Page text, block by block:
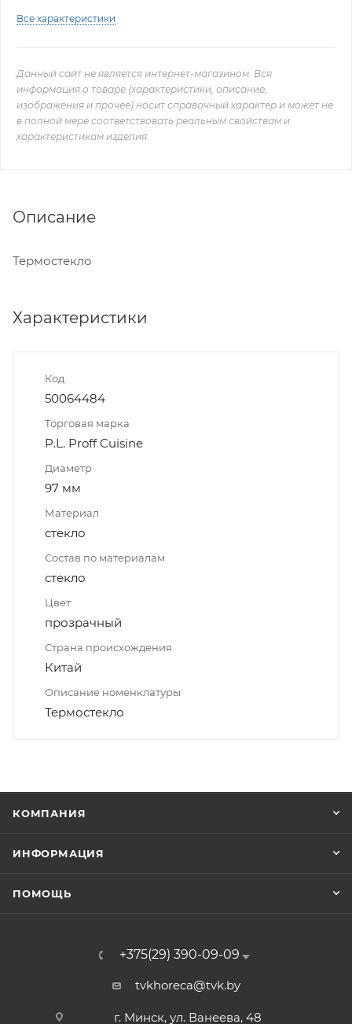
Все характеристики
Данный сайт не является интернет-магазином. Вся
информация о товаре (характеристики, описание,
изображения и прочее) носит справочный характер и может не
в полной мере соответствовать реальным свойствам и
характеристикам изделия.
Описание
Термостекло
Характеристики
Код
50064484
Торговая марка
P.L. Proff Cuisine
Диаметр
97 мм
Материал
стекло
Состав по материалам
стекло
Цвет
прозрачный
Страна происхождения
Китай
Описание номенклатуры
Термостекло
КОМПАНИЯ
ИНФОРМАЦИЯ
ПОМОЩЬ
+375(29) 390-09-09
tvkhoreca@tvk.by
г. Минск, ул. Ванеева, 48